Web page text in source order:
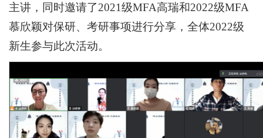
主讲，同时邀请了2021级MFA高瑞和2022级MFA
慕欣颖对保研、考研事项进行分享，全体2022级
新生参与此次活动。